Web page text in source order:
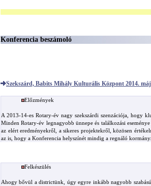
Konferencia beszámoló
Szekszárd, Babits Mihály Kulturális Központ 2014.
Előzmények
A 2013-14-es Rotary-év nagy szekszárdi szenzációja, hogy
Minden Rotary-év legnagyobb ünnepe és találkozási
az elért eredményekről, a sikeres projektekről, közösen
az is, hogy a Konferencia helyszínét mindig a regnáló
Felkészülés
Ahogy bővül a districtünk, úgy egyre inkább nagyobb